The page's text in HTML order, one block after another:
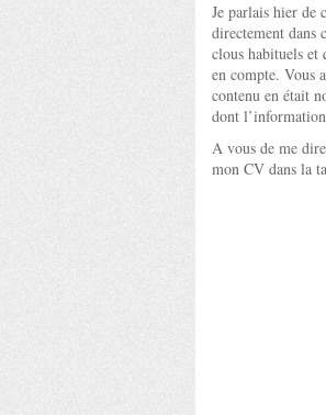
Je parlais hier de
directement dans
clous habituels et
en compte. Vous
contenu en était
dont
A vous de me
mon CV dans la